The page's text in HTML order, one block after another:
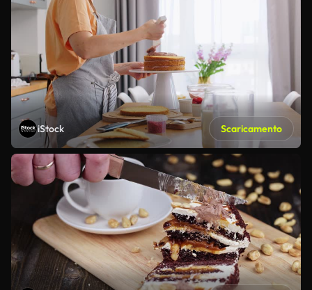
iStock Scaricamento